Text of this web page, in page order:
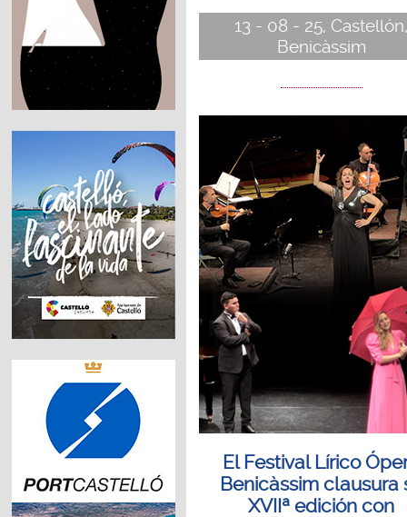
13 - 08 - 25,
Benicàssim
El Festival Lírico
Benicàssim clausura
XVIIª edición con